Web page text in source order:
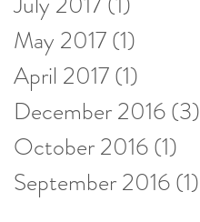
May 2017(1)
April 2017(1)
December 2016(3)
October 2016(1)
September 2016(1)